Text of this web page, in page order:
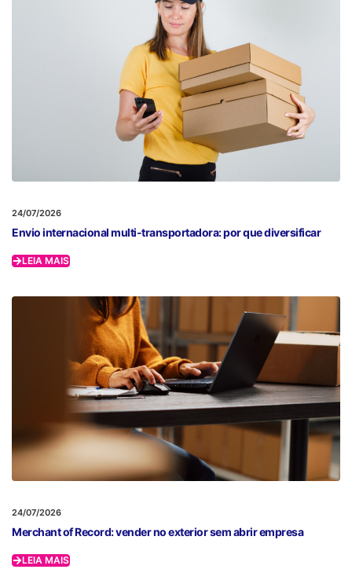
24/07/2026
Envio internacional multi-transportadora: por que diversificar
LEIA MAIS
24/07/2026
Merchant of Record: vender no exterior sem abrir empresa
LEIA MAIS